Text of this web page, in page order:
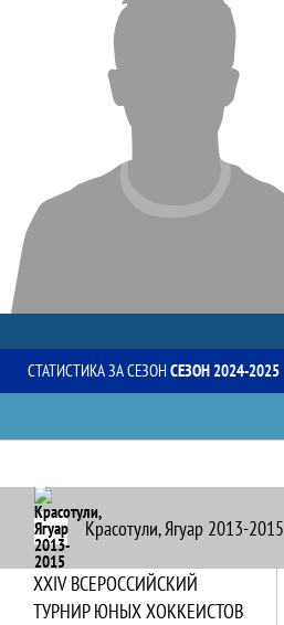
СТАТИСТИКА ЗА СЕЗОН СЕЗОН 2024-2025
Красотули, Ягуар 2013-2015
XXIV ВСЕРОССИЙСКИЙ
ТУРНИР ЮНЫХ ХОККЕИСТОВ